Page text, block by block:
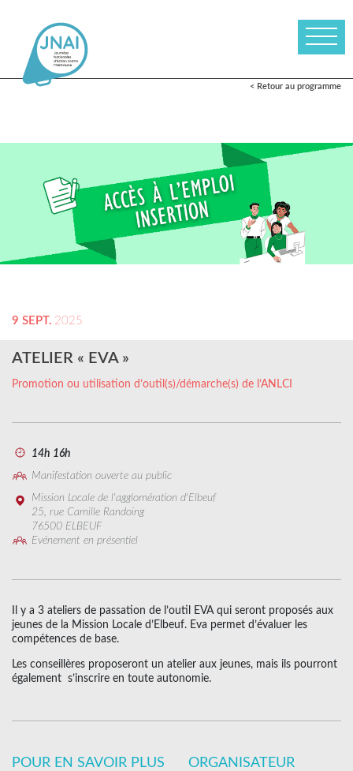
< Retour au programme
9 SEPT. 2025
ATELIER « EVA »
Promotion ou utilisation d’outil(s)/démarche(s) de l’ANLCI
14h 16h
Manifestation ouverte au public
Mission Locale de l'agglomération d'Elbeuf
25, rue Camille Randoing
76500 ELBEUF
Evénement en présentiel
Il y a 3 ateliers de passation de l’outil EVA qui seront proposés aux
jeunes de la Mission Locale d’Elbeuf. Eva permet d’évaluer les
compétences de base.
Les conseillères proposeront un atelier aux jeunes, mais ils pourront
également s’inscrire en toute autonomie.
POUR EN SAVOIR PLUS ORGANISATEUR